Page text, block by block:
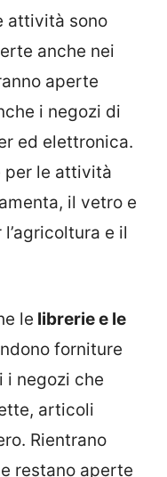
attività sono
anche nei
aperte
i negozi di
ed elettronica.
per le attività
il vetro e
e il
le librerie e le
forniture
i negozi che
articoli
Rientrano
restano aperte